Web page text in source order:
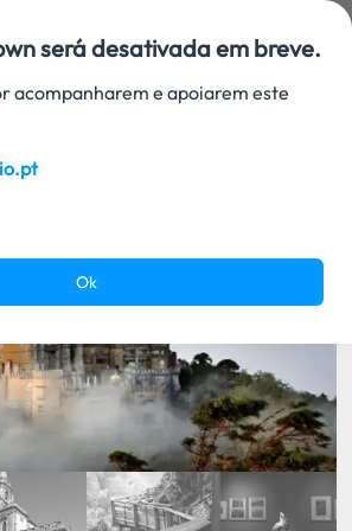
será desativada em breve.
acompanharem e apoiarem este
Ok
Procuro